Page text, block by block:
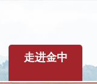
走进金中